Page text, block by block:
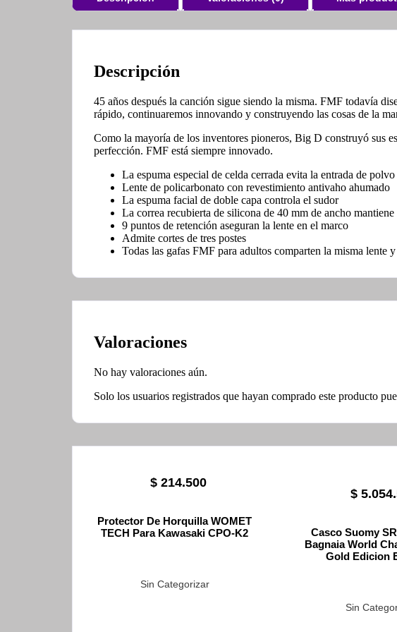
Descripción
45 años después la canción sigue siendo la misma. FMF todavía
rápido, continuaremos innovando y construyendo las cosas de la
Como la mayoría de los inventores pioneros, Big D construyó sus
perfección. FMF está siempre innovado.
La espuma especial de celda cerrada evita la entrada de
Lente de policarbonato con revestimiento antivaho ahumado
La espuma facial de doble capa controla el sudor
La correa recubierta de silicona de 40 mm de ancho mantiene
9 puntos de retención aseguran la lente en el marco
Admite cortes de tres postes
Todas las gafas FMF para adultos comparten la misma lente y
Valoraciones
No hay valoraciones aún.
Solo los usuarios registrados que hayan comprado este producto
$214.500
Protector De Horquilla WOMET
TECH Para Kawasaki CPO-K2
Sin Categorizar
$
Casco Suomy
Bagnaia World
Gold Edicion
Sin